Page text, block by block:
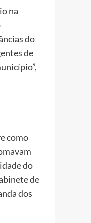
na
do
de
como
do
de
dos